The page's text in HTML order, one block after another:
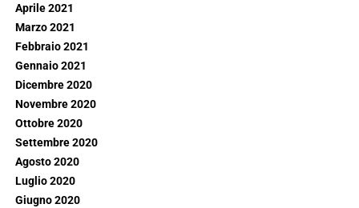
Aprile 2021
Marzo 2021
Febbraio 2021
Gennaio 2021
Dicembre 2020
Novembre 2020
Ottobre 2020
Settembre 2020
Agosto 2020
Luglio 2020
Giugno 2020